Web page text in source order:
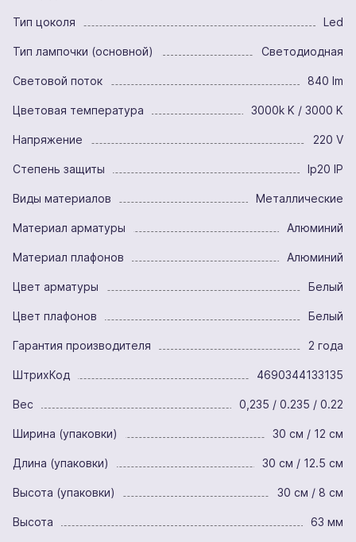
Тип цоколя Led
Тип лампочки (основной) Светодиодная
Световой поток 840 lm
Цветовая температура 3000k K / 3000 K
Напряжение 220 V
Степень защиты Ip20 IP
Виды материалов Металлические
Материал арматуры Алюминий
Материал плафонов Алюминий
Цвет арматуры Белый
Цвет плафонов Белый
Гарантия производителя 2 года
ШтрихКод 4690344133135
Вес 0,235 / 0.235 / 0.22
Ширина (упаковки) 30 см / 12 см
Длина (упаковки) 30 см / 12.5 см
Высота (упаковки) 30 см / 8 см
Высота 63 мм